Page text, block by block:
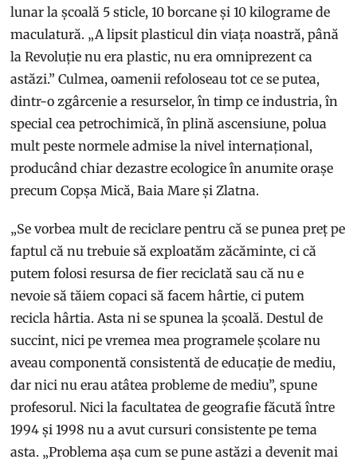
lunar la școală 5 sticle, 10 borcane și 10 kilograme de
maculatură. „A lipsit plasticul din viața noastră, până
la Revoluție nu era plastic, nu era omniprezent ca
astăzi.” Culmea, oamenii refoloseau tot ce se putea,
dintr-o zgârcenie a resurselor, în timp ce industria, în
special cea petrochimică, în plină ascensiune, polua
mult peste normele admise la nivel internațional,
producând chiar dezastre ecologice în anumite orașe
precum Copșa Mică, Baia Mare și Zlatna.
„Se vorbea mult de reciclare pentru că se punea preț pe
faptul că nu trebuie să exploatăm zăcăminte, ci că
putem folosi resursa de fier reciclată sau că nu e
nevoie să tăiem copaci să facem hârtie, ci putem
recicla hârtia. Asta ni se spunea la școală. Destul de
succint, nici pe vremea mea programele școlare nu
aveau componentă consistentă de educație de mediu,
dar nici nu erau atâtea probleme de mediu”, spune
profesorul. Nici la facultatea de geografie făcută între
1994 și 1998 nu a avut cursuri consistente pe tema
asta. „Problema așa cum se pune astăzi a devenit mai